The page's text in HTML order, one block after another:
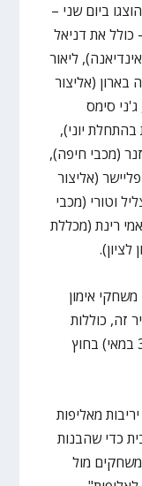
שהוצגו ביום שני –
– כולל את דניאל
ליאור
בארון (אליצור
סימס
יוני),
(מכבי חיפה),
(אליצור
וטורי (מכבי
רינת (מכללת
אימון
זה, כוללות
סלובקיה (25 במאי ו-27 במאי) ויוון (31 במאי) בחוץ
מאליפות
כדי שהבנות
מול